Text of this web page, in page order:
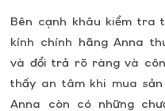
Bên cạnh khâu kiểm tra
kính chính hãng Anna
và đổi trả rõ ràng và
thấy an tâm khi mua
Anna còn có những